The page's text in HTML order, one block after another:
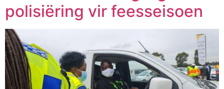
polisiëring vir feesseisoen